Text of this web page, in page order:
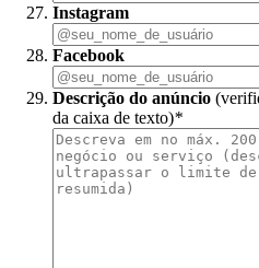
Instagram
Facebook
Descrição do anúncio
da caixa de texto)*